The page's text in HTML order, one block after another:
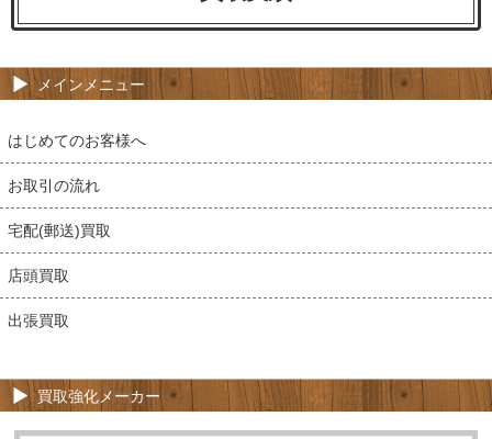
メインメニュー
はじめてのお客様へ
お取引の流れ
宅配(郵送)買取
店頭買取
出張買取
買取強化メーカー